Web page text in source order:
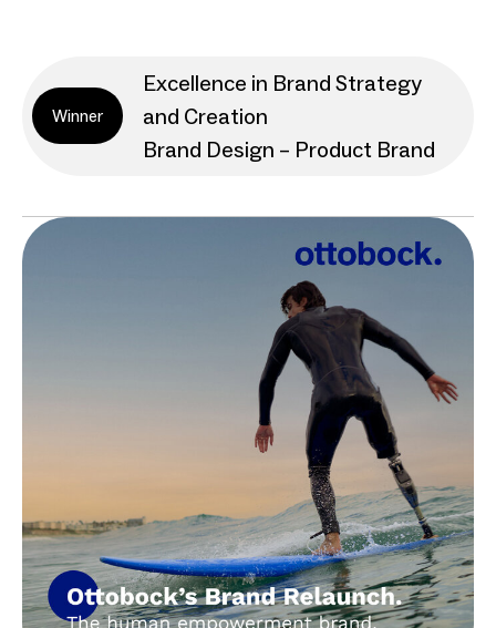
Winner
Excellence in Brand Strategy
and Creation
Brand Design – Product Brand